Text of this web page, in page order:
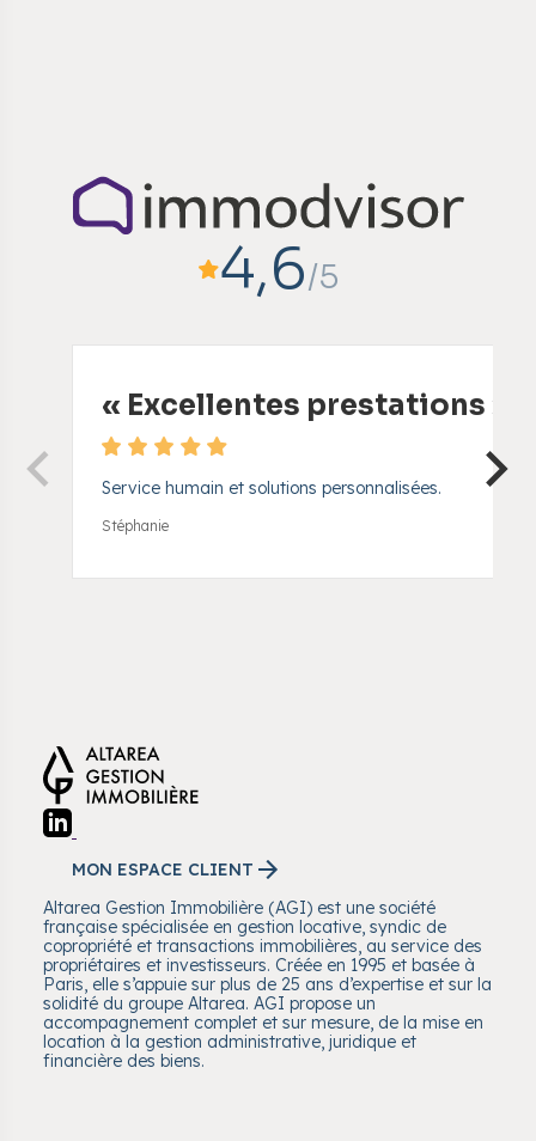
4,6/5
« Excellentes prestations »
Service humain et solutions personnalisées.
Stéphanie
MON ESPACE CLIENT
Altarea Gestion Immobilière (AGI) est une société
française spécialisée en gestion locative, syndic de
copropriété et transactions immobilières, au service des
propriétaires et investisseurs. Créée en 1995 et basée à
Paris, elle s’appuie sur plus de 25 ans d’expertise et sur la
solidité du groupe Altarea. AGI propose un
accompagnement complet et sur mesure, de la mise en
location à la gestion administrative, juridique et
financière des biens.